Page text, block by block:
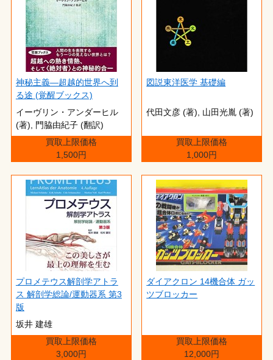
神秘主義―超越的世界へ到
る途 (覚醒ブックス)
イーヴリン・アンダーヒル
(著),‎ 門脇由紀子 (翻訳)
買取上限価格
1,500円
図説東洋医学 基礎編
代田文彦 (著),‎ 山田光胤 (著)
買取上限価格
1,000円
プロメテウス解剖学アトラ
ス 解剖学総論/運動器系 第3
版
坂井 建雄
買取上限価格
3,000円
ダイアクロン 14機合体 ガッ
ツブロッカー
買取上限価格
12,000円